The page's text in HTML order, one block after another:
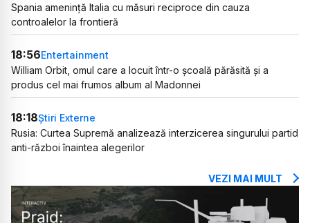
Spania amenință Italia cu măsuri reciproce din cauza
controalelor la frontieră
18:56Entertainment
William Orbit, omul care a locuit într-o școală părăsită și a
produs cel mai frumos album al Madonnei
18:18Știri Externe
Rusia: Curtea Supremă analizează interzicerea singurului partid
anti-război înaintea alegerilor
VEZI MAI MULT